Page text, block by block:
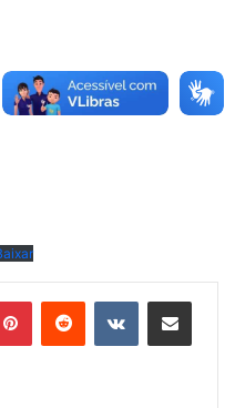
PinterestReddit VK Compartilhar via e-mail